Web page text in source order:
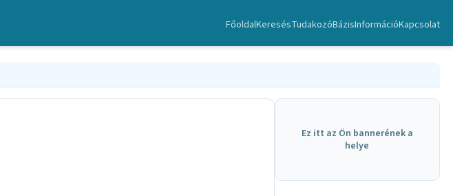
FőoldalKeresésTudakozóBázisInformációKapcsolat
Ez itt az Ön bannerének a
helye